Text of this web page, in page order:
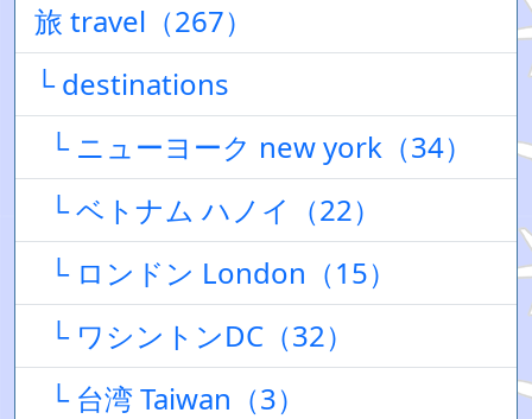
旅 travel（267）
└ destinations
└ ニューヨーク new york（34）
└ ベトナム ハノイ（22）
└ ロンドン London（15）
└ ワシントンDC（32）
└ 台湾 Taiwan（3）